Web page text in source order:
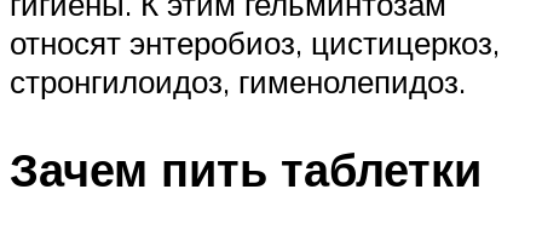
относят энтеробиоз, цистицеркоз,
стронгилоидоз, гименолепидоз.
Зачем пить таблетки